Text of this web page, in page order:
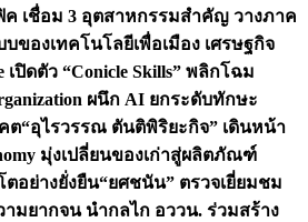
ค เชื่อม 3 อุตสาหกรรมสำคัญ วางภาค
ของเทคโนโลยีเพื่อเมือง เศรษฐกิจ
เปิดตัว “Conicle Skills” พลิกโฉม
ผนึก AI ยกระดับทักษะ
ต“อุไรวรรณ ตันติพิริยะกิจ” เดินหน้า
มุ่งเปลี่ยนของเก่าสู่ผลิตภัณฑ์
ตอย่างยั่งยืน“ยศชนัน” ตรวจเยี่ยมชม
มยากจน นำกลไก อววน. ร่วมสร้าง